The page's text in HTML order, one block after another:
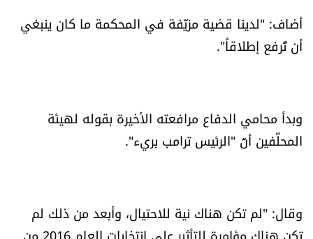
حظّك اليوم
فيديو
للتواصل معنا
أضاف: "لدينا قضية مزيّفة في المحكمة ما كان ينبغي
أن تُرفع إطلاقاً".
وبدأ محامي الدفاع مرافعته الأخيرة بقوله لهيئة
المحلّفين أنّ "الرئيس ترامب بريء".
وقال: "لم تكن هناك نية للاحتيال، وأبعد من ذلك لم